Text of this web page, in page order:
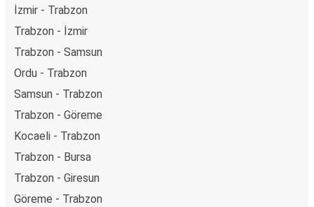
İzmir - Trabzon
Trabzon - İzmir
Trabzon - Samsun
Ordu - Trabzon
Samsun - Trabzon
Trabzon - Göreme
Kocaeli - Trabzon
Trabzon - Bursa
Trabzon - Giresun
Göreme - Trabzon